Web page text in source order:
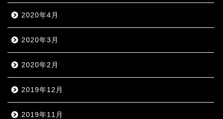
2020年4月
2020年3月
2020年2月
2019年12月
2019年11月